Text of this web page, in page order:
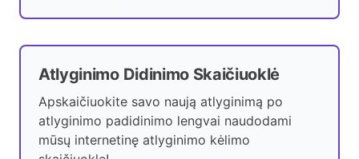
Atlyginimo Didinimo Skaičiuoklė
Apskaičiuokite savo naują atlyginimą po
atlyginimo padidinimo lengvai naudodami
mūsų internetinę atlyginimo kėlimo